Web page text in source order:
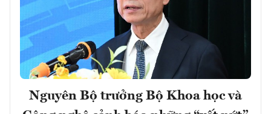
Nguyên Bộ trưởng Bộ Khoa học và